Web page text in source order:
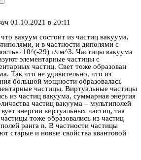
01.10.2021 в 20:11
вакуум состоит из частиц вакуума,
и в частности диполями с
10^(-29) г/см^3. Частицы вакуума
элементарные частицы с
частиц. Свет тоже образован
Так что не удивительно, что из
большой мощности образовалась
частицы. Виртуальные частицы
из частиц вакуума, суммарная энергия
частиц вакуума – мультиполей
энергии виртуальных частиц, так
тоже образовались из частиц
ранга n. В частности частицы
старые и новые свойства квантовой